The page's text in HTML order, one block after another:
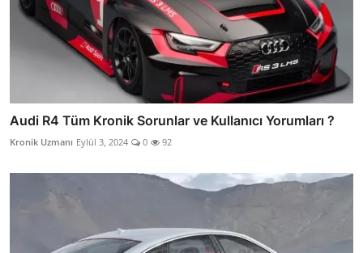
Audi R4 Tüm Kronik Sorunlar ve Kullanıcı Yorumları ?
Kronik Uzmanı Eylül 3, 2024 0 92